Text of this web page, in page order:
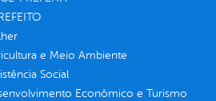
e Meio Ambiente
Social
Econômico e Turismo